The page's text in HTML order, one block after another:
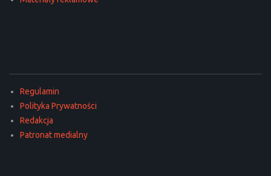
Regulamin
Polityka Prywatności
Redakcja
Patronat medialny